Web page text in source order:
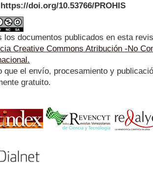
doi.org/10.53766/PROHIS
los documentos publicados en esta
Creative Commons Atribución -No
que el envío, procesamiento y
gratuito.